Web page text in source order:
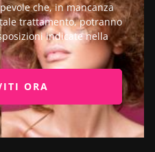
che, in mancanza
trattamento, potranno
indicate nella
ORA